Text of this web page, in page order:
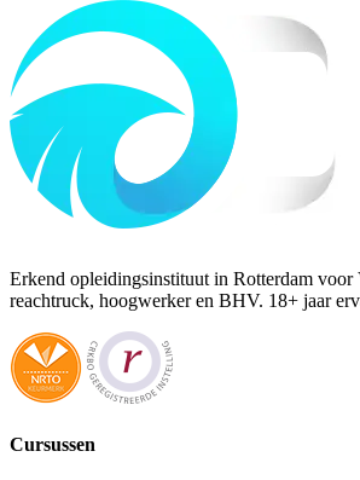
Erkend opleidingsinstituut in Rotterdam
reachtruck, hoogwerker en BHV. 18+ jaar
Cursussen